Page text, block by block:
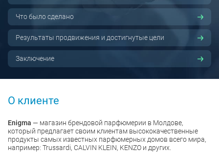
Что было сделано
Результаты продвижения и достигнутые цели
Заключение
О клиенте
Enigma — магазин брендовой парфюмерии в Молдове,
который предлагает своим клиентам высококачественные
продукты самых известных парфюмерных домов всего мира,
например: Trussardi, CALVIN KLEIN, KENZO и других.